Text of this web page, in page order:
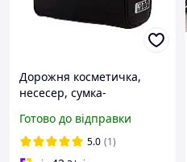
Дорожня косметичка,
несесер, сумка-
косметики, чорна (код:
IBH021B)
Готово до відправки
5.0 (1)